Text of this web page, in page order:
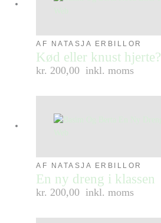
AF NATASJA ERBILLOR
Kød eller knust hjerte?
kr. 200,00 inkl. moms
AF NATASJA ERBILLOR
En ny dreng i klassen
kr. 200,00 inkl. moms